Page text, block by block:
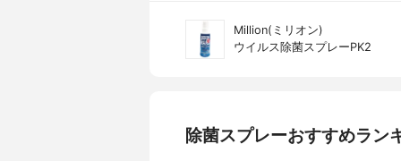
Million(ミリオン)
ウイルス除菌スプレーPK2
除菌スプレーおすすめラン